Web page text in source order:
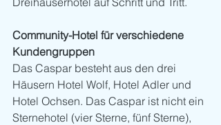
Community-Hotel für verschiedene
Kundengruppen
Das Caspar besteht aus den drei
Häusern Hotel Wolf, Hotel Adler und
Hotel Ochsen. Das Caspar ist nicht ein
Sternehotel (vier Sterne, fünf Sterne),